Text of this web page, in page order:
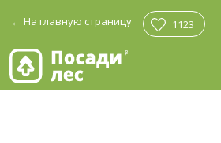
← На главную страницу 1123